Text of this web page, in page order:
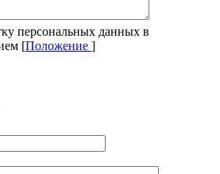
персональных данных в
[Положение ]